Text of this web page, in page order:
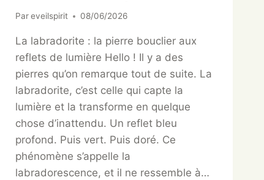
Par eveilspirit 08/06/2026
La labradorite : la pierre bouclier aux
reflets de lumière Hello ! Il y a des
pierres qu’on remarque tout de suite. La
labradorite, c’est celle qui capte la
lumière et la transforme en quelque
chose d’inattendu. Un reflet bleu
profond. Puis vert. Puis doré. Ce
phénomène s’appelle la
labradorescence, et il ne ressemble à…